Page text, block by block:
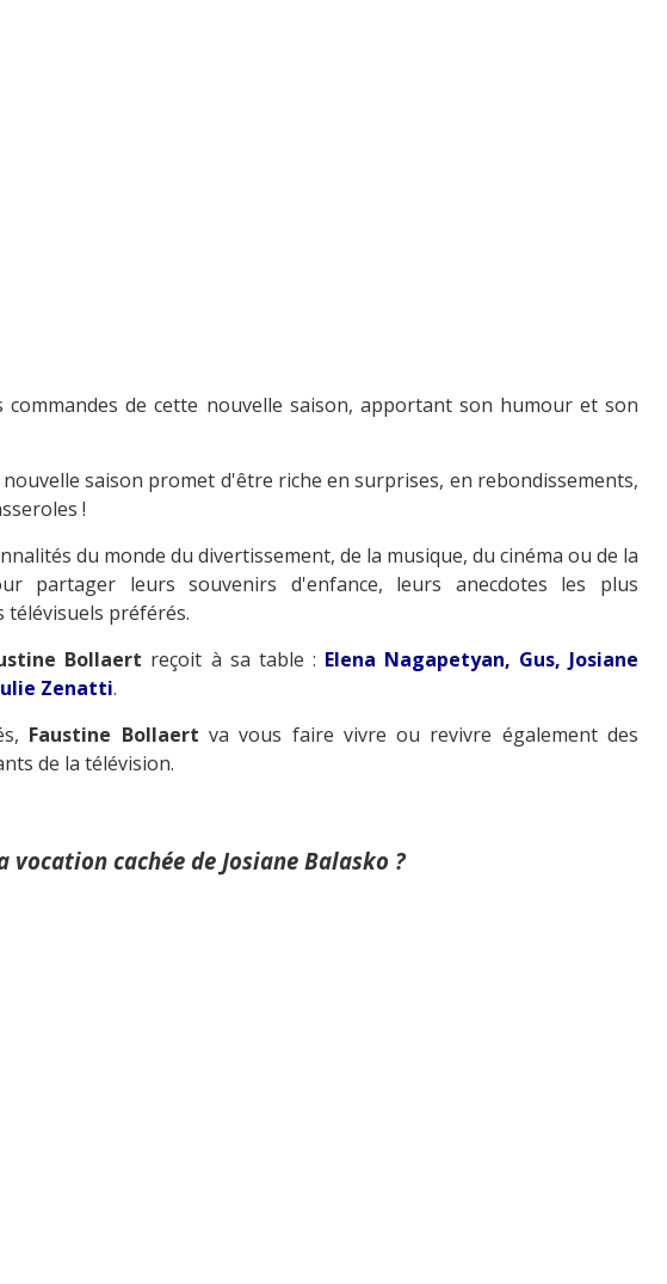
commandes de cette nouvelle saison, apportant son humour et son
saison promet d'être riche en surprises, en rebondissements,
!
du monde du divertissement, de la musique, du cinéma ou de la
partager leurs souvenirs d'enfance, leurs anecdotes les plus
télévisuels préférés.
Bollaert reçoit à sa table : Elena Nagapetyan, Gus, Josiane
Zenatti.
Faustine Bollaert va vous faire vivre ou revivre également des
de la télévision.
cachée de Josiane Balasko ?